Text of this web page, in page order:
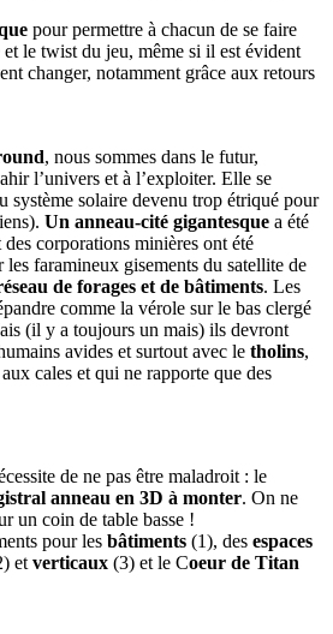
pour permettre à chacun de se faire
le twist du jeu, même si il est évident
changer, notamment grâce aux retours
, nous sommes dans le futur,
l’univers et à l’exploiter. Elle se
système solaire devenu trop étriqué pour
Un anneau-cité gigantesque a été
corporations minières ont été
les faramineux gisements du satellite de
de forages et de bâtiments. Les
comme la vérole sur le bas clergé
(il y a toujours un mais) ils devront
avides et surtout avec le tholins,
cales et qui ne rapporte que des
de ne pas être maladroit : le
anneau en 3D à monter. On ne
un coin de table basse !
pour les bâtiments (1), des espaces
et verticaux (3) et le Coeur de Titan